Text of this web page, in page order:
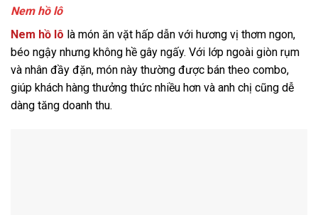
Nem hồ lô
Nem hồ lô là món ăn vặt hấp dẫn với hương vị thơm ngon,
béo ngậy nhưng không hề gây ngấy. Với lớp ngoài giòn rụm
và nhân đầy đặn, món này thường được bán theo combo,
giúp khách hàng thưởng thức nhiều hơn và anh chị cũng dễ
dàng tăng doanh thu.